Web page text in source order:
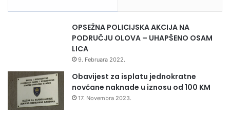
OPSEŽNA POLICIJSKA AKCIJA NA
PODRUČJU OLOVA – UHAPŠENO OSAM
LICA
9. Februara 2022.
Obavijest za isplatu jednokratne
novčane naknade u iznosu od 100 KM
17. Novembra 2023.